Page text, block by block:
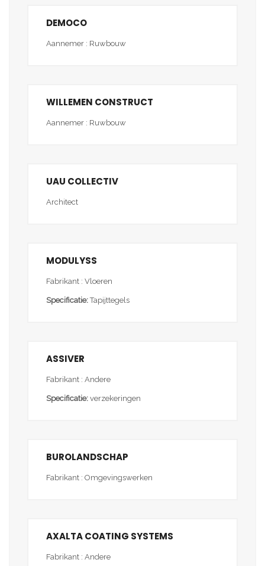
DEMOCO
Aannemer : Ruwbouw
WILLEMEN CONSTRUCT
Aannemer : Ruwbouw
UAU COLLECTIV
Architect
MODULYSS
Fabrikant : Vloeren
Specificatie:Tapijttegels
ASSIVER
Fabrikant : Andere
Specificatie: verzekeringen
BUROLANDSCHAP
Fabrikant : Omgevingswerken
AXALTA COATING SYSTEMS
Fabrikant : Andere